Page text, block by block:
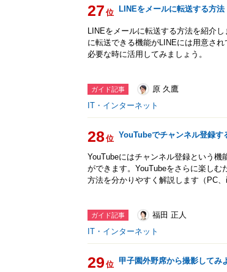
27 位 LINEをメールに転送する方
LINEをメールに転送する方法を紹介
に転送できる機能がLINEには用意さ
必要な時に活用してみましょう。
ガイド記事
原 久鷹
IT・インターネット
28位 YouTubeでチャンネル登録す
YouTubeにはチャンネル登録という
ができます。YouTubeをさらに楽し
方法を分かりやすく解説します（PC、
ガイド記事
福田 正人
IT・インターネット
29 位 甲子園外野席から撮影してみ